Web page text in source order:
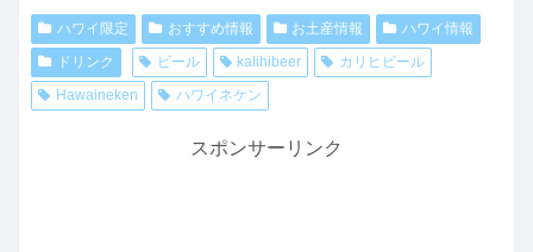
ハワイ限定 おすすめ情報 お土産情報
ハワイ情報
ドリンク
ビール kalihibeer
カリヒビール
Hawaineken
ハワイネケン
スポンサーリンク